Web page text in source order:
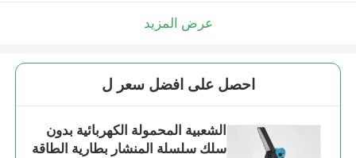
عرض المزيد
احصل على افضل سعر ل
الشعبية المحمولة الكهربائية بدون
سلك سلسلة المنشار بطارية الطاقة